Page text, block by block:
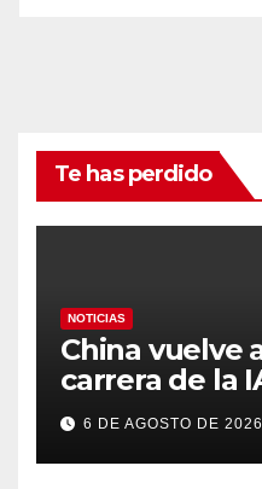
Te has perdido
NOTICIAS
China vuelve
carrera de la
modelo capaz
durante días
humana
6 DE AGOSTO DE 2026